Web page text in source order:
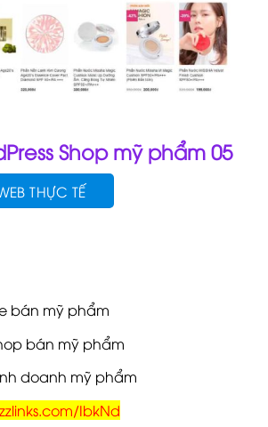
Shop mỹ phẩm 05
THỰC TẾ
bán mỹ phẩm
bán mỹ phẩm
doanh mỹ phẩm
IbkNd